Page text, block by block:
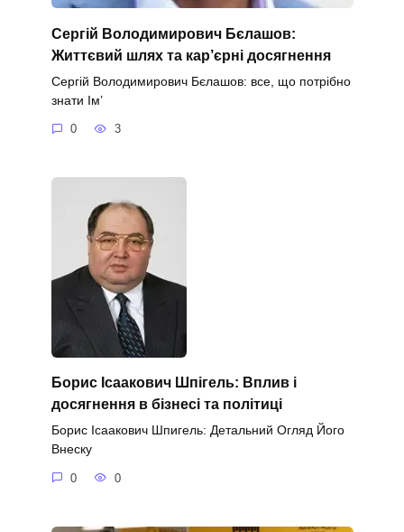
Сергій Володимирович Бєлашов:
Життєвий шлях та кар’єрні досягнення
Сергій Володимирович Бєлашов: все, що потрібно
знати Ім’
0 3
Борис Ісаакович Шпігель: Вплив і
досягнення в бізнесі та політиці
Борис Ісаакович Шпигель: Детальний Огляд Його
Внеску
0 0